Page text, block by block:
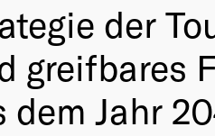
der
greifbares
dem Jahr